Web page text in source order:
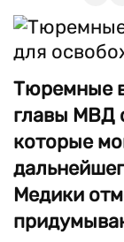
Тюремные
главы МВД
которые
Медики